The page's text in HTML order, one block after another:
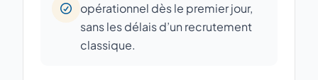
opérationnel dès le premier jour,
sans les délais d’un recrutement
classique.